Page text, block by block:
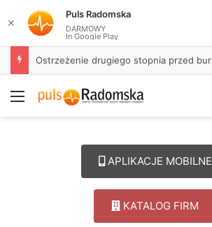
Menu
APLIKACJE MOBILNE
KATALOG FIRM
✕
Puls Radomska
DARMOWY
In Google Play